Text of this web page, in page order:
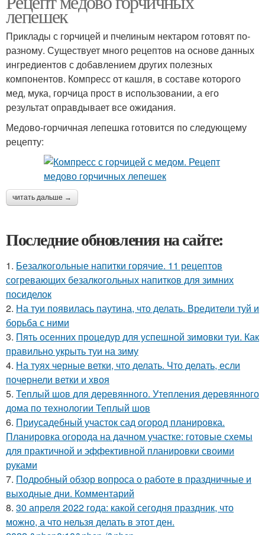
лепешек
Приклады с горчицей и пчелиным нектаром готовят по-
разному. Существует много рецептов на основе данных
ингредиентов с добавлением других полезных
компонентов. Компресс от кашля, в составе которого
мед, мука, горчица прост в использовании, а его
результат оправдывает все ожидания.
Медово-горчичная лепешка готовится по следующему
рецепту:
читать дальше →
Последние обновления на сайте:
1. Безалкогольные напитки горячие. 11 рецептов
согревающих безалкогольных напитков для зимних
посиделок
2. На туи появилась паутина, что делать. Вредители туй и
борьба с ними
3. Пять осенних процедур для успешной зимовки туи. Как
правильно укрыть туи на зиму
4. На туях черные ветки, что делать. Что делать, если
почернели ветки и хвоя
5. Теплый шов для деревянного. Утепления деревянного
дома по технологии Теплый шов
6. Приусадебный участок сад огород планировка.
Планировка огорода на дачном участке: готовые схемы
для практичной и эффективной планировки своими
руками
7. Подробный обзор вопроса о работе в праздничные и
выходные дни. Комментарий
8. 30 апреля 2022 года: какой сегодня праздник, что
можно, а что нельзя делать в этот ден.